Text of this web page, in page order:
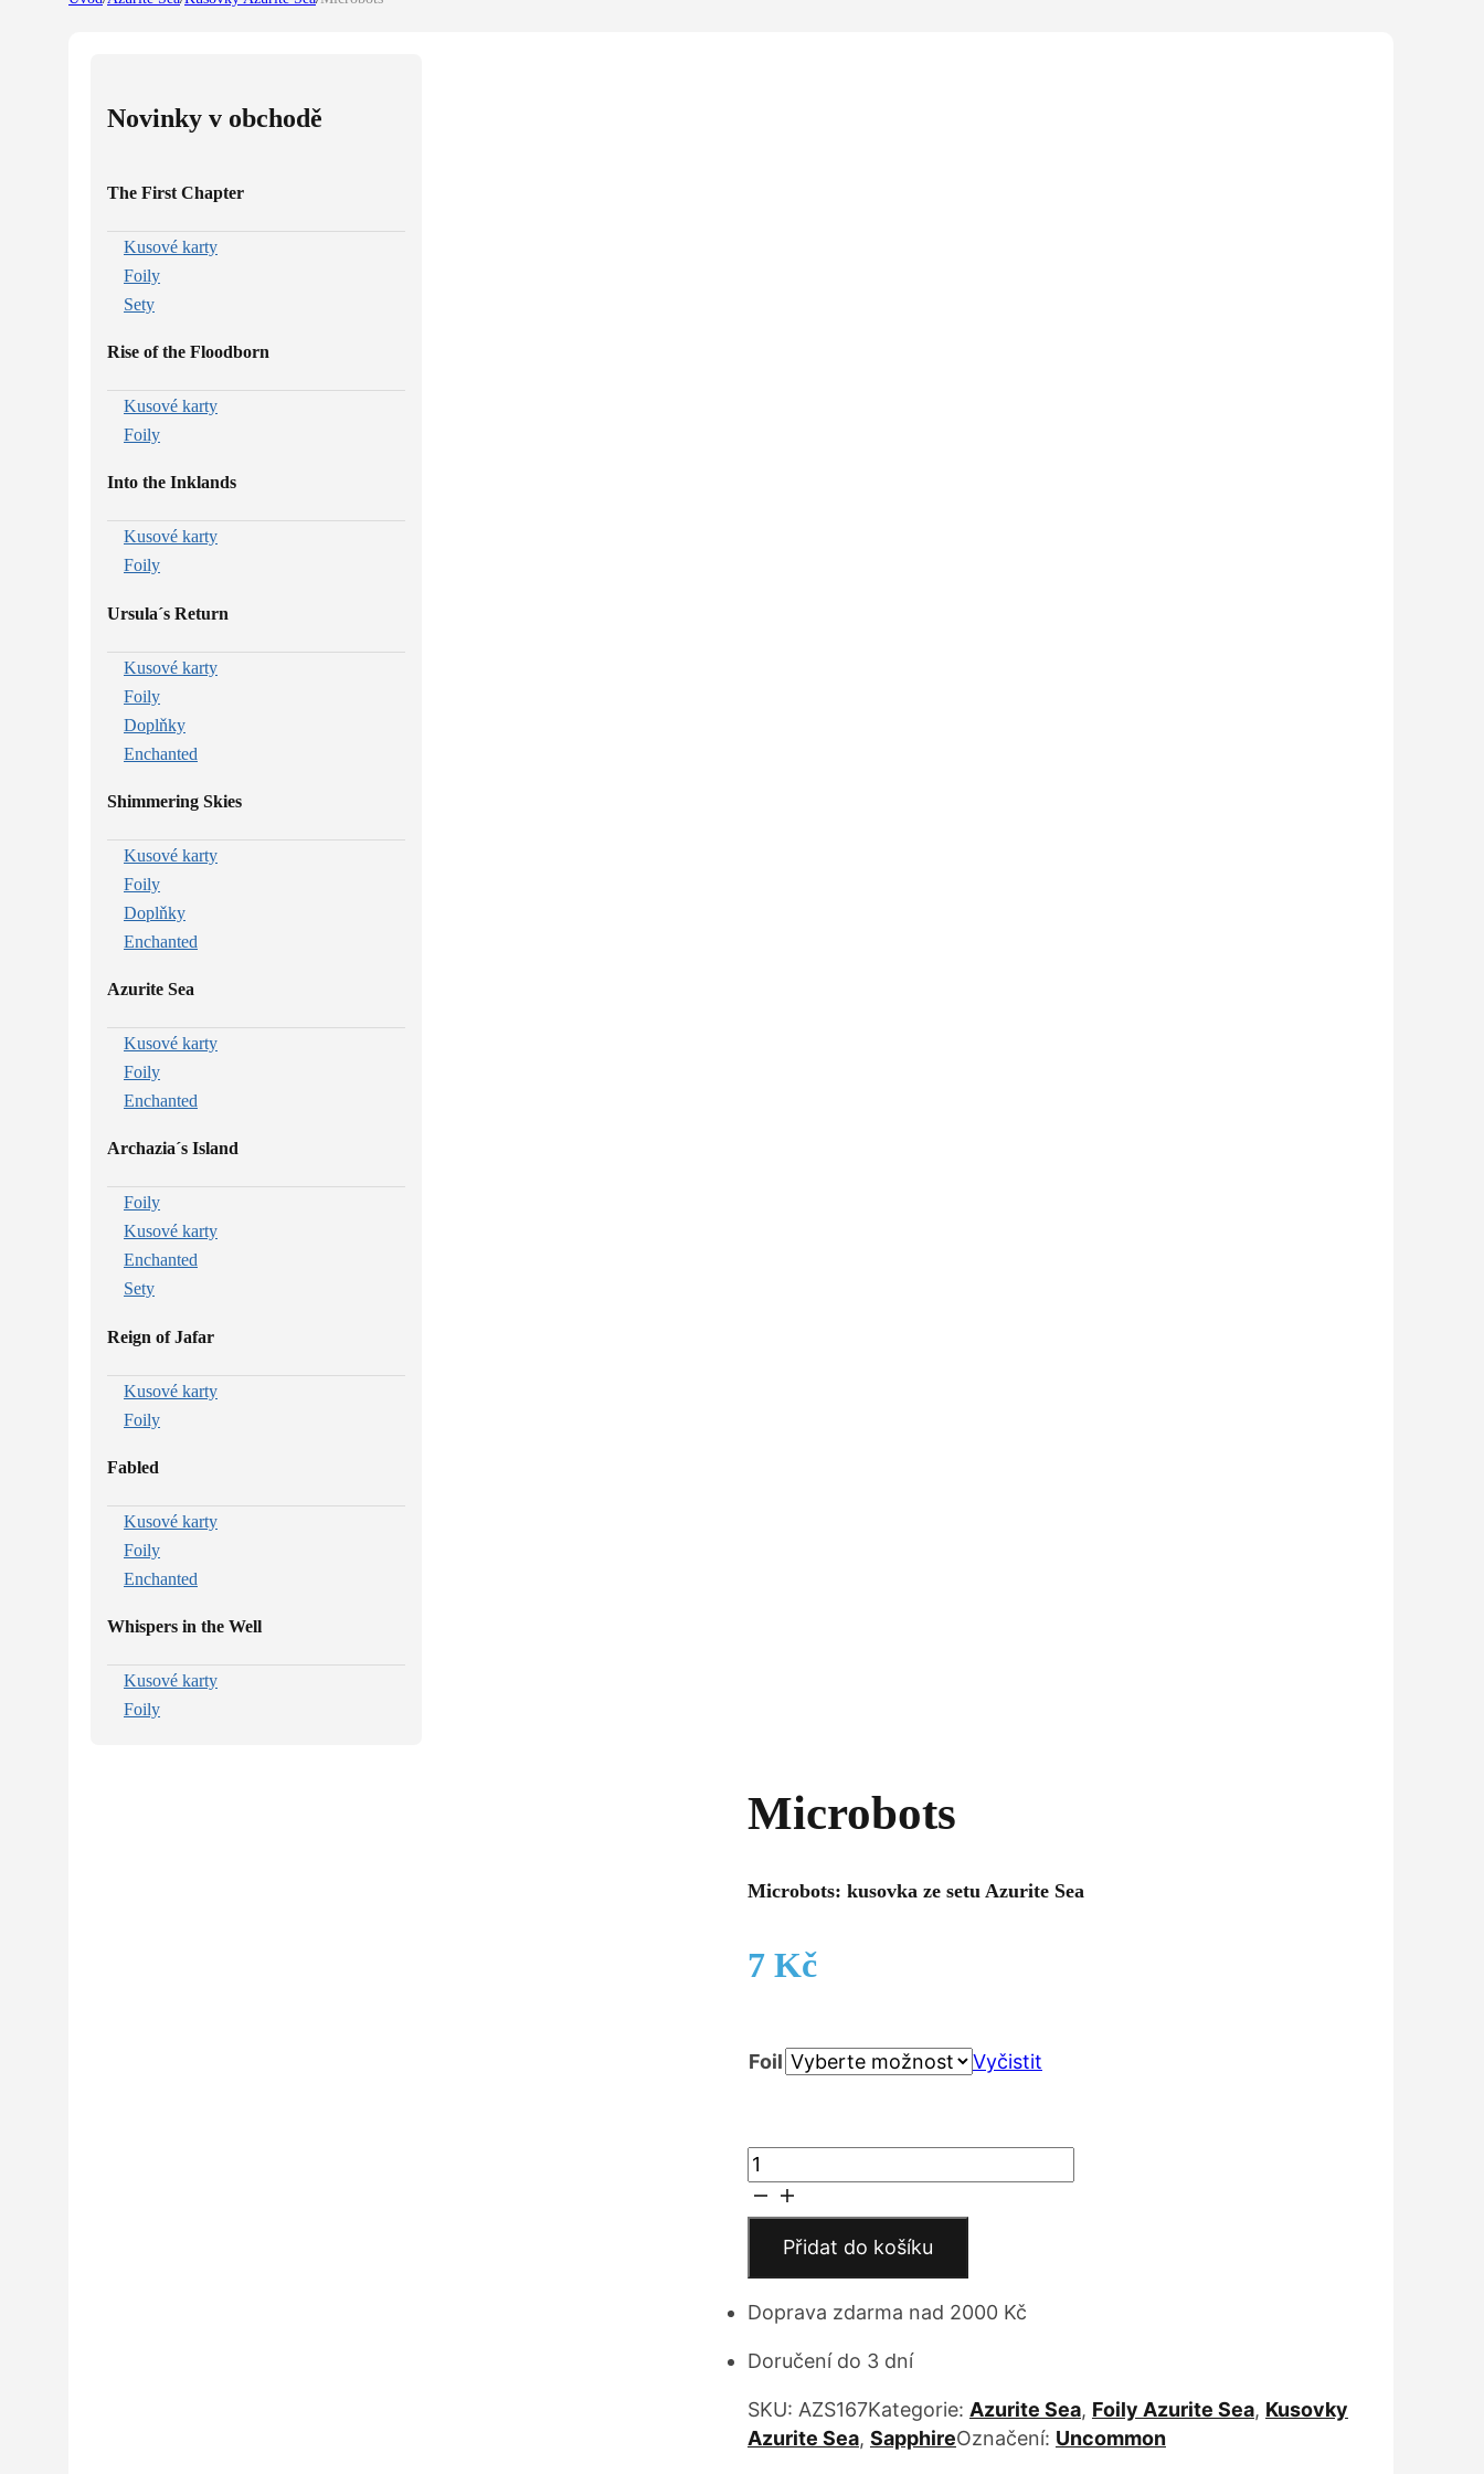
Novinky v obchodě
The First Chapter
Kusové karty
Foily
Sety
Rise of the Floodborn
Kusové karty
Foily
Into the Inklands
Kusové karty
Foily
Ursula´s Return
Kusové karty
Foily
Doplňky
Enchanted
Shimmering Skies
Kusové karty
Foily
Doplňky
Enchanted
Azurite Sea
Kusové karty
Foily
Enchanted
Archazia´s Island
Foily
Kusové karty
Enchanted
Sety
Reign of Jafar
Kusové karty
Foily
Fabled
Kusové karty
Foily
Enchanted
Whispers in the Well
Kusové karty
Foily
Microbots
Microbots: kusovka ze setu Azurite Sea
7 Kč
Foil Vyčistit
Microbots
množství
Přidat do košíku
Doprava zdarma nad 2000 Kč
Doručení do 3 dní
SKU: AZS167Kategorie: Azurite Sea, Foily Azurite Sea, Kusovky
Azurite Sea, SapphireOznačení: Uncommon